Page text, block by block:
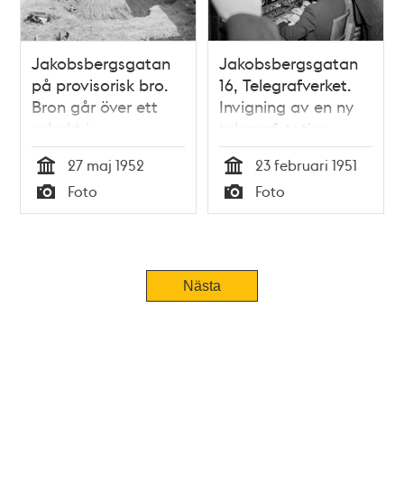
Jakobsbergsgatan
på provisorisk bro.
Bron går över ett
schakt i
Brunkebergsåsen
där Sveavägen ska
gå fram, några
meter under den
Tid
27 maj 1952
Typ
Foto
Jakobsbergsgatan
16, Telegrafverket.
Invigning av en ny
telegrafstation
Tid
23 februari 1951
Typ
Foto
Nästa